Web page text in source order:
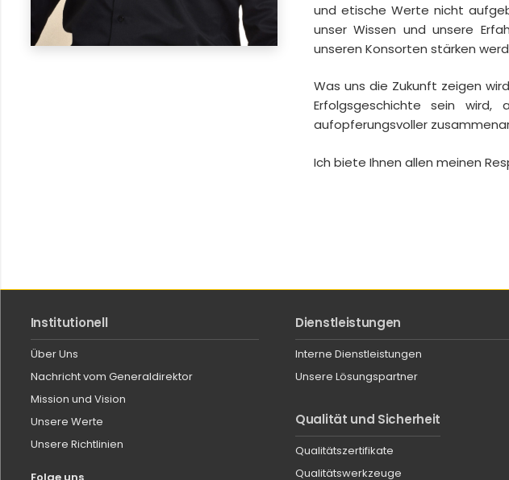
und etische Werte nicht
unser Wissen und unsere
unseren Konsorten stärken
Was uns die Zukunft zeigen
Erfolgsgeschichte sein
aufopferungsvoller
Ich biete Ihnen allen meinen
Institutionell
Über Uns
Nachricht vom Generaldirektor
Mission und Vision
Unsere Werte
Unsere Richtlinien
Dienstleistungen
Interne Dienstleistungen
Unsere Lösungspartner
Qualität und Sicherheit
Qualitätszertifikate
Qualitätswerkzeuge